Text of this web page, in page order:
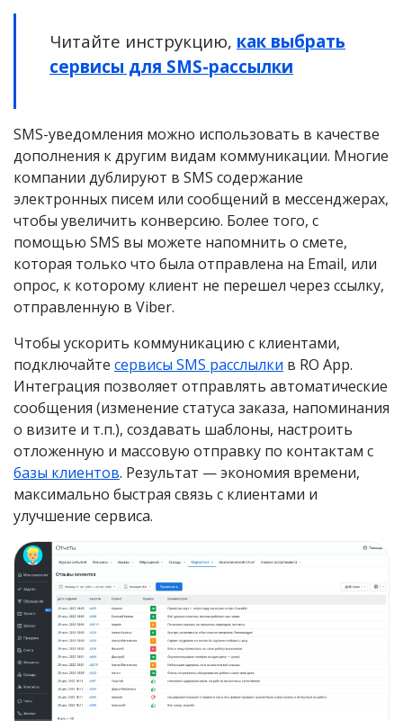
Читайте инструкцию, как выбрать
сервисы для SMS-рассылки
SMS-уведомления можно использовать в качестве
дополнения к другим видам коммуникации. Многие
компании дублируют в SMS содержание
электронных писем или сообщений в мессенджерах,
чтобы увеличить конверсию. Более того, с
помощью SMS вы можете напомнить о смете,
которая только что была отправлена на Email, или
опрос, к которому клиент не перешел через ссылку,
отправленную в Viber.
Чтобы ускорить коммуникацию с клиентами,
подключайте сервисы SMS расслылки в RO App.
Интеграция позволяет отправлять автоматические
сообщения (изменение статуса заказа, напоминания
о визите и т.п.), создавать шаблоны, настроить
отложенную и массовую отправку по контактам с
базы клиентов. Результат — экономия времени,
максимально быстрая связь с клиентами и
улучшение сервиса.